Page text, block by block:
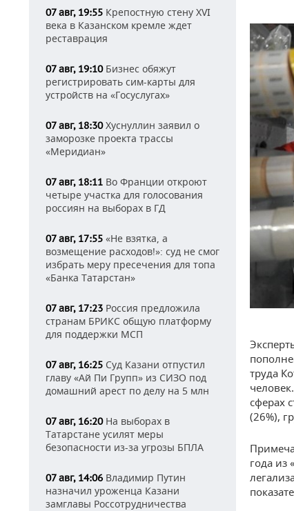
07 авг, 19:55 Крепостную стену XVI
века в Казанском кремле ждет
реставрация
07 авг, 19:10Бизнес обяжут
регистрировать сим-карты для
устройств на «Госуслугах»
07 авг, 18:30Хуснуллин заявил о
заморозке проекта трассы
«Меридиан»
07 авг, 18:11 Во Франции откроют
четыре участка для голосования
россиян на выборах в ГД
07 авг, 17:55 «Не взятка, а
возмещение расходов!»: суд не смог
избрать меру пресечения для топа
«Банка Татарстан»
07 авг, 17:23 Россия предложила
странам БРИКС общую платформу
для поддержки МСП
07 авг, 16:25 Суд Казани отпустил
главу «Ай Пи Групп» из СИЗО под
домашний арест по делу на 5 млн
07 авг, 16:20На выборах в
Татарстане усилят меры
безопасности из-за угрозы БПЛА
07 авг, 14:06 Владимир Путин
назначил уроженца Казани
замглавы Россотрудничества
труда
сферах
(26%),
года из